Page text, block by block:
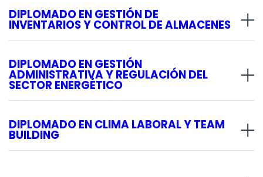
DIPLOMADO EN GESTIÓN DE
INVENTARIOS Y CONTROL DE ALMACENES
DIPLOMADO EN GESTIÓN
ADMINISTRATIVA Y REGULACIÓN DEL
SECTOR ENERGÉTICO
DIPLOMADO EN CLIMA LABORAL Y TEAM
BUILDING